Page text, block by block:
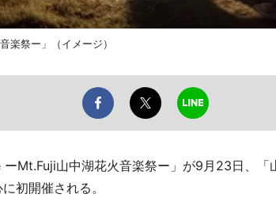
楽祭ー」（イメージ）
Mt.Fuji山中湖花火音楽祭ー」が9月23日、「
初開催される。